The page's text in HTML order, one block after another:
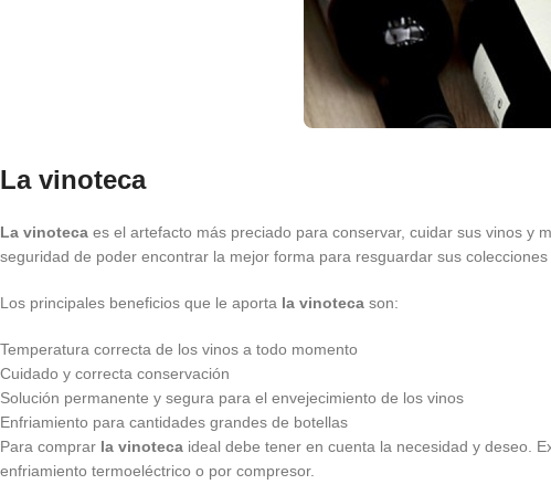
La vinoteca
La vinoteca es el artefacto más preciado para conservar, cuidar sus vinos y
seguridad de poder encontrar la mejor forma para resguardar sus
Los principales beneficios que le aporta la vinoteca son:
Temperatura correcta de los vinos a todo momento
Cuidado y correcta conservación
Solución permanente y segura para el envejecimiento de los vinos
Enfriamiento para cantidades grandes de botellas
Para comprar la vinoteca ideal debe tener en cuenta la necesidad y deseo.
enfriamiento termoeléctrico o por compresor.